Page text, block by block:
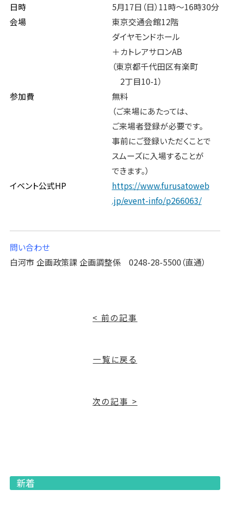
日時
5月17日（日）11時～16時30分
会場
東京交通会館12階
ダイヤモンドホール
＋カトレアサロンAB
（東京都千代田区有楽町
2丁目10-1）
参加費
無料
（ご来場にあたっては、
ご来場者登録が必要です。
事前にご登録いただくことで
スムーズに入場することが
できます。）
イベント公式HP
https://www.furusatoweb
.jp/event-info/p266063/
問い合わせ
白河市 企画政策課 企画調整係 0248-28-5500（直通）
< 前の記事
一覧に戻る
次の記事 >
新着